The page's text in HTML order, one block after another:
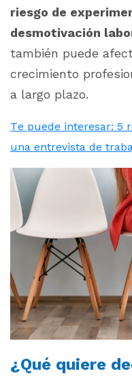
riesgo de
desmotivación
también puede
crecimiento
a largo plazo.
Te puede interesar: 5
una entrevista de
¿Qué quiere